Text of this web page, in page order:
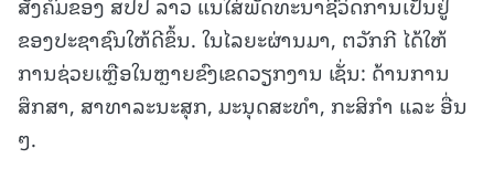
ຂອງປະຊາຊົນໃຫ້ດີຂຶ້ນ. ໃນໄລຍະຜ່ານມາ, ຕວັກກີ ໄດ້ໃຫ້
ການຊ່ວຍເຫຼືອໃນຫຼາຍຂົງເຂດວຽກງານ ເຊັ່ນ: ດ້ານການ
ສຶກສາ, ສາທາລະນະສຸກ, ມະນຸດສະທຳ, ກະສິກຳ ແລະ ອື່ນ
ໆ.